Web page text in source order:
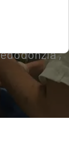
estetica
,